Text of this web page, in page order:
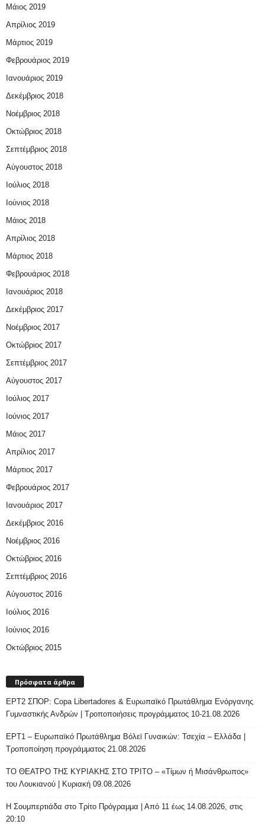
Μάιος 2019
Απρίλιος 2019
Μάρτιος 2019
Φεβρουάριος 2019
Ιανουάριος 2019
Δεκέμβριος 2018
Νοέμβριος 2018
Οκτώβριος 2018
Σεπτέμβριος 2018
Αύγουστος 2018
Ιούλιος 2018
Ιούνιος 2018
Μάιος 2018
Απρίλιος 2018
Μάρτιος 2018
Φεβρουάριος 2018
Ιανουάριος 2018
Δεκέμβριος 2017
Νοέμβριος 2017
Οκτώβριος 2017
Σεπτέμβριος 2017
Αύγουστος 2017
Ιούλιος 2017
Ιούνιος 2017
Μάιος 2017
Απρίλιος 2017
Μάρτιος 2017
Φεβρουάριος 2017
Ιανουάριος 2017
Δεκέμβριος 2016
Νοέμβριος 2016
Οκτώβριος 2016
Σεπτέμβριος 2016
Αύγουστος 2016
Ιούλιος 2016
Ιούνιος 2016
Οκτώβριος 2015
Πρόσφατα άρθρα
ΕΡΤ2 ΣΠΟΡ: Copa Libertadores & Ευρωπαϊκό Πρωτάθλημα Ενόργανης
Γυμναστικής Ανδρών | Τροποποιήσεις προγράμματος 10-21.08.2026
ΕΡΤ1 – Ευρωπαϊκό Πρωτάθλημα Βόλεϊ Γυναικών: Τσεχία – Ελλάδα |
Τροποποίηση προγράμματος 21.08.2026
ΤΟ ΘΕΑΤΡΟ ΤΗΣ ΚΥΡΙΑΚΗΣ ΣΤΟ ΤΡΙΤΟ – «Τίμων ή Μισάνθρωπος»
του Λουκιανού | Κυριακή 09.08.2026
H Σουμπερτιάδα στο Τρίτο Πρόγραμμα | Από 11 έως 14.08.2026, στις
20:10